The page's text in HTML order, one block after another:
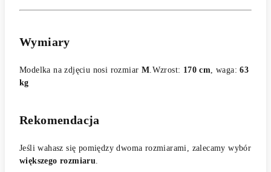
Wymiary
Modelka na zdjęciu nosi rozmiar M Wzrost: 170 cm , waga:63
kg
Rekomendacja
Jeśli wahasz się pomiędzy dwoma rozmiarami, zalecamy wybór
większego rozmiaru